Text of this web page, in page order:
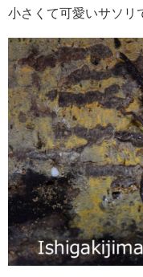
小さくて可愛いサソリ